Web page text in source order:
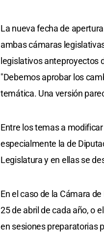
La nueva fecha de
ambas cámaras
legislativos anteproyectos
"Debemos aprobar los
temática. Una versión
Entre los temas a
especialmente la de
Legislatura y en ellas se
En el caso de la Cámara
25 de abril de cada año, o
en sesiones preparatorias